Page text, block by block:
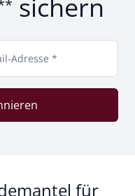
sichern
Adresse *
für